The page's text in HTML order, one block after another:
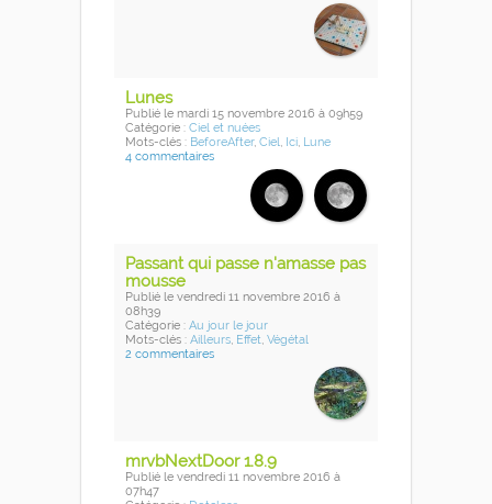
Lunes
Publié le mardi 15 novembre 2016 à 09h59
Catégorie : Ciel et nuées
Mots-clés : BeforeAfter, Ciel, Ici, Lune
4 commentaires
Passant qui passe n'amasse pas
mousse
Publié le vendredi 11 novembre 2016 à
08h39
Catégorie : Au jour le jour
Mots-clés : Ailleurs, Effet, Végétal
2 commentaires
mrvbNextDoor 1.8.9
Publié le vendredi 11 novembre 2016 à
07h47